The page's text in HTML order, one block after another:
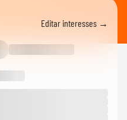
Editar interesses →